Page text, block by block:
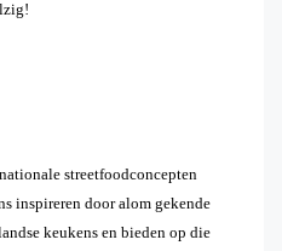
streetfoodconcepten
inspireren door alom gekende
keukens en bieden op die